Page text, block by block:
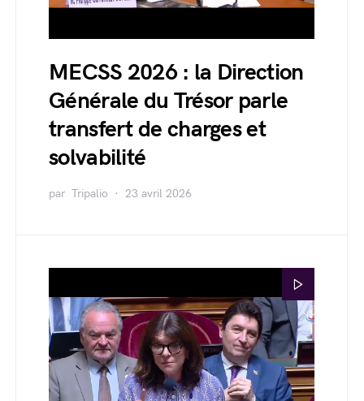
MECSS 2026 : la Direction
Générale du Trésor parle
transfert de charges et
solvabilité
par Tripalio 23 avril 2026